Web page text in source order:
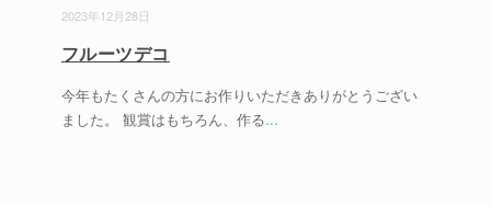
2023年12月28日
フルーツデコ
今年もたくさんの方にお作りいただきありがとうござい
ました。 観賞はもちろん、作る...